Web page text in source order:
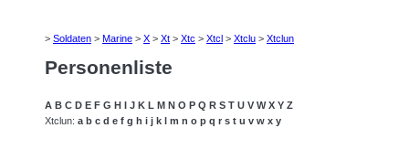
> Soldaten > Marine > X > Xt > Xtc > Xtcl > Xtclu > Xtclun
Personenliste
A B C D E F G H I J K L M N O P Q R S T U V W X Y Z
Xtclun: a b c d e f g h i j k l m n o p q r s t u v w x y